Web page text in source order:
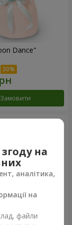
Dance"
Замовити
на
аналітика,
на
файли